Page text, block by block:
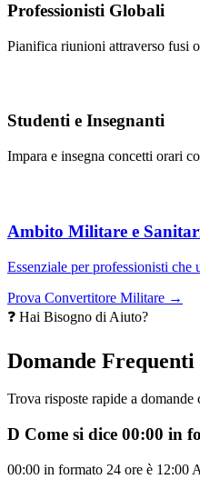
Professionisti Globali
Pianifica riunioni attraverso fusi
Studenti e Insegnanti
Impara e insegna concetti orari
Ambito Militare e
Essenziale per professionisti
Prova Convertitore Militare →
❓ Hai Bisogno di Aiuto?
Domande Frequenti
Trova risposte rapide a
D Come si dice 00:00 in
00:00 in formato 24 ore è 12:00